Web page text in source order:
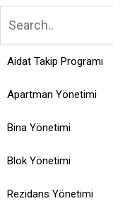
Aidat Takip Programı
Apartman Yönetimi
Bina Yönetimi
Blok Yönetimi
Rezidans Yönetimi